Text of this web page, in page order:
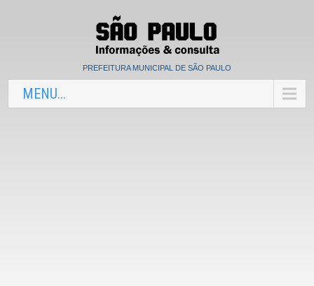
PREFEITURA MUNICIPAL DE SÃO PAULO
MENU...